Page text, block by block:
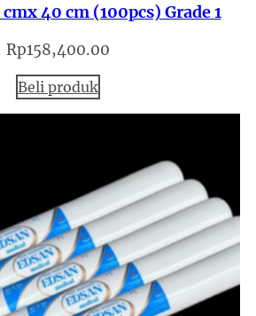
40 cm (100pcs) Grade 1
Rp158,400.00
Beli produk